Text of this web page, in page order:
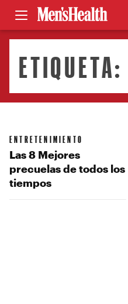
ETIQUETA:
ENTRETENIMIENTO
Las 8 Mejores
precuelas de todos los
tiempos